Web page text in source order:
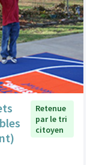
Retenue
par le tri
citoyen